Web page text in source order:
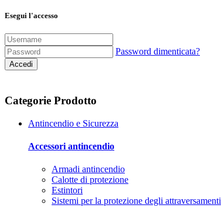
Esegui l'accesso
Password dimenticata?
Accedi
Categorie Prodotto
Antincendio e Sicurezza
Accessori antincendio
Armadi antincendio
Calotte di protezione
Estintori
Sistemi per la protezione degli attraversamenti